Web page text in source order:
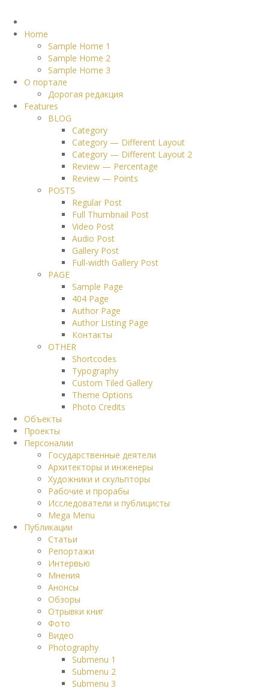
Home
Sample Home 1
Sample Home 2
Sample Home 3
О портале
Дорогая редакция
Features
BLOG
Category
Category — Different Layout
Category — Different Layout 2
Review — Percentage
Review — Points
POSTS
Regular Post
Full Thumbnail Post
Video Post
Audio Post
Gallery Post
Full-width Gallery Post
PAGE
Sample Page
404 Page
Author Page
Author Listing Page
Контакты
OTHER
Shortcodes
Typography
Custom Tiled Gallery
Theme Options
Photo Credits
Объекты
Проекты
Персоналии
Государственные деятели
Архитекторы и инженеры
Художники и скульпторы
Рабочие и прорабы
Исследователи и публицисты
Mega Menu
Публикации
Статьи
Репортажи
Интервью
Мнения
Анонсы
Обзоры
Отрывки книг
Фото
Видео
Photography
Submenu 1
Submenu 2
Submenu 3